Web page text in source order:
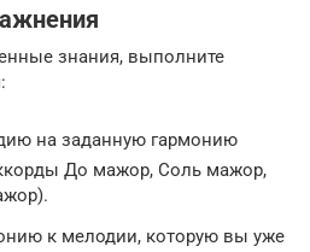
знания, выполните
на заданную гармонию
До мажор, Соль мажор,
к мелодии, которую вы уже